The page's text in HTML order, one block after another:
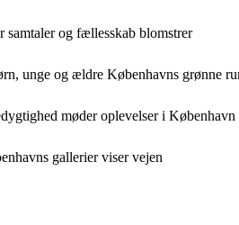
samtaler og fællesskab blomstrer
unge og ældre Københavns grønne
møder oplevelser i København
gallerier viser vejen